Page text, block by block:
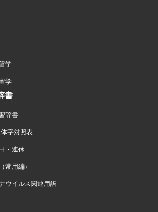
学
学
書
辞書
体字対照表
・連休
常用編）
ウイルス関連用語